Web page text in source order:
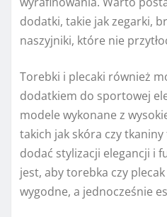
dodatki, takie jak zegarki,
naszyjniki, które nie
Torebki i plecaki również
dodatkiem do sportowej
modele wykonane z
takich jak skóra czy
dodać stylizacji elegancji i
jest, aby torebka czy
wygodne, a jednocześnie